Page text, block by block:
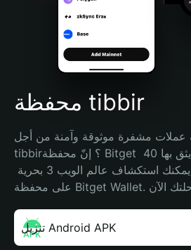
Português (Brasil)
Español (Argentina)
محفظة tibbir
مشفرة موثوقة وآمنة من أجل
tibbir؟ إنّ محفظة Bitget خيارك الأفضل. حيث يثق بها 40
تنزيل Android APK